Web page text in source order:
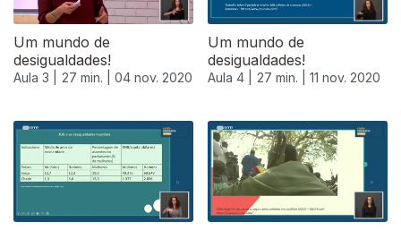
Um mundo de
desigualdades!
Aula 3 | 27 min. | 04 nov. 2020
Um mundo de
desigualdades!
Aula 4 | 27 min. | 11 nov. 2020